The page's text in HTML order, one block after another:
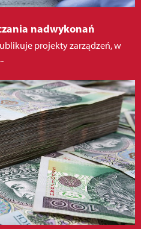
nadwykonań
projekty zarządzeń, w